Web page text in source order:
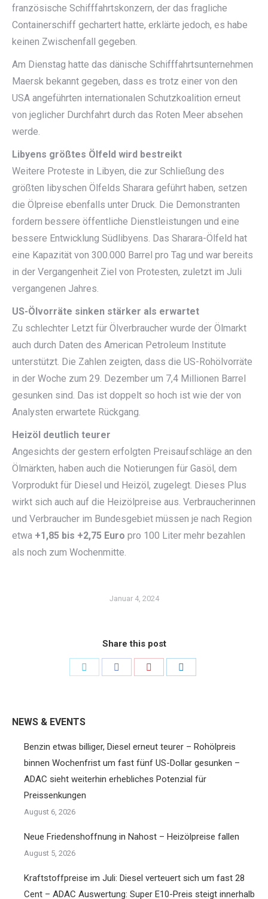
französische Schifffahrtskonzern, der das fragliche
Containerschiff gechartert hatte, erklärte jedoch, es habe
keinen Zwischenfall gegeben.
Am Dienstag hatte das dänische Schifffahrtsunternehmen
Maersk bekannt gegeben, dass es trotz einer von den
USA angeführten internationalen Schutzkoalition erneut
von jeglicher Durchfahrt durch das Roten Meer absehen
werde.
Libyens größtes Ölfeld wird bestreikt
Weitere Proteste in Libyen, die zur Schließung des
größten libyschen Ölfelds Sharara geführt haben, setzen
die Ölpreise ebenfalls unter Druck. Die Demonstranten
fordern bessere öffentliche Dienstleistungen und eine
bessere Entwicklung Südlibyens. Das Sharara-Ölfeld hat
eine Kapazität von 300.000 Barrel pro Tag und war bereits
in der Vergangenheit Ziel von Protesten, zuletzt im Juli
vergangenen Jahres.
US-Ölvorräte sinken stärker als erwartet
Zu schlechter Letzt für Ölverbraucher wurde der Ölmarkt
auch durch Daten des American Petroleum Institute
unterstützt. Die Zahlen zeigten, dass die US-Rohölvorräte
in der Woche zum 29. Dezember um 7,4 Millionen Barrel
gesunken sind. Das ist doppelt so hoch ist wie der von
Analysten erwartete Rückgang.
Heizöl deutlich teurer
Angesichts der gestern erfolgten Preisaufschläge an den
Ölmärkten, haben auch die Notierungen für Gasöl, dem
Vorprodukt für Diesel und Heizöl, zugelegt. Dieses Plus
wirkt sich auch auf die Heizölpreise aus. Verbraucherinnen
und Verbraucher im Bundesgebiet müssen je nach Region
etwa +1,85 bis +2,75 Euro pro 100 Liter mehr bezahlen
als noch zum Wochenmitte.
Januar 4, 2024
Share this post
NEWS & EVENTS
Benzin etwas billiger, Diesel erneut teurer – Rohölpreis
binnen Wochenfrist um fast fünf US-Dollar gesunken –
ADAC sieht weiterhin erhebliches Potenzial für
Preissenkungen
August 6, 2026
Neue Friedenshoffnung in Nahost – Heizölpreise fallen
August 5, 2026
Kraftstoffpreise im Juli: Diesel verteuert sich um fast 28
Cent – ADAC Auswertung: Super E10-Preis steigt innerhalb